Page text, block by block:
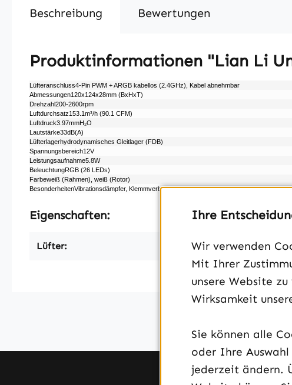
Beschreibung Bewertungen
Produktinformationen "Lian Li
Lüfteranschluss4-Pin PWM + ARGB kabellos (2.4GHz), Kabel abnehmbar
Abmessungen120x124x28mm (BxHxT)
Drehzahl200-2600rpm
Luftdurchsatz153.1m³/​h (90.1 CFM)
Luftdruck3.97mmH₂O
Lautstärke33dB(A)
Lüfterlagerhydrodynamisches Gleitlager (FDB)
Spannungsbereich12V
Leistungsaufnahme5.8W
BeleuchtungRGB (26 LEDs)
Farbeweiß (Rahmen), weiß (Rotor)
BesonderheitenVibrationsdämpfer, Klemmverbindung zwischen Lüftern, White Build-
Eigenschaften:
Lüfter:
Ihre
Wir verwenden
Mit Ihrer
unsere Website
Wirksamkeit
Sie können alle
oder Ihre
jederzeit ändern.